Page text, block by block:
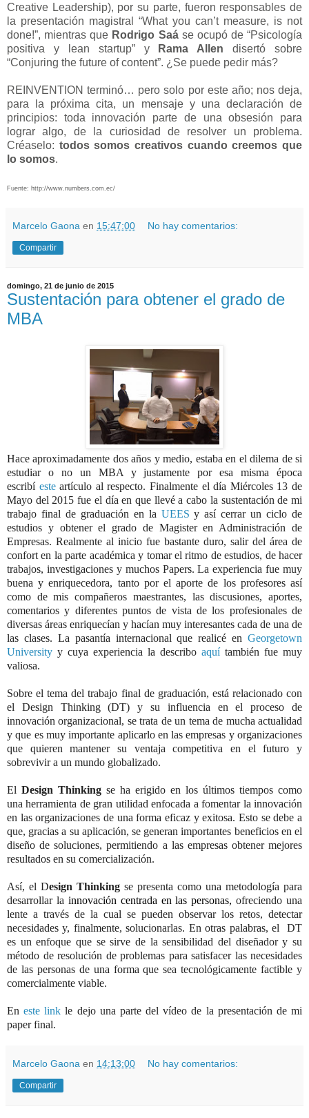
Creative Leadership), por su parte, fueron responsables de
la presentación magistral “What you can’t measure, is not
done!”, mientras que Rodrigo Saáse ocupó de “Psicología
positiva y lean startup” y
Rama Allen disertó sobre
“Conjuring the future of content”. ¿Se puede pedir más?
REINVENTION terminó… pero solo por este año; nos deja,
para la próxima cita, un mensaje y una declaración de
principios: toda innovación parte de una obsesión para
lograr algo, de la curiosidad de resolver un problema.
Créaselo: todos somos creativos cuando creemos que
lo somos.
Fuente: http://www.numbers.com.ec/
Marcelo Gaona en 15:47:00 No hay comentarios:
Compartir
domingo, 21 de junio de 2015
Sustentación para obtener el grado de
MBA
Hace aproximadamente dos años y medio, estaba en el dilema de si
estudiar o no un MBA y justamente por esa misma época
escribí este artículo al respecto. Finalmente el día Miércoles 13 de
Mayo del 2015 fue el día en que llevé a cabo la sustentación de mi
trabajo final de graduación en la UEES y así cerrar un ciclo de
estudios y obtener el grado de Magister en Administración de
Empresas. Realmente al inicio fue bastante duro, salir del área de
confort en la parte académica y tomar el ritmo de estudios, de hacer
trabajos, investigaciones y muchos Papers. La experiencia fue muy
buena y enriquecedora, tanto por el aporte de los profesores así
como de mis compañeros maestrantes, las discusiones, aportes,
comentarios y diferentes puntos de vista de los profesionales de
diversas áreas enriquecían y hacían muy interesantes cada de una de
las clases. La pasantía internacional que realicé en Georgetown
University y cuya experiencia la describo aquí también fue muy
valiosa.
Sobre el tema del trabajo final de graduación, está relacionado con
el Design Thinking (DT) y su influencia en el proceso de
innovación organizacional, se trata de un tema de mucha actualidad
y que es muy importante aplicarlo en las empresas y organizaciones
que quieren mantener su ventaja competitiva en el futuro y
sobrevivir a un mundo globalizado.
El Design Thinking se ha erigido en los últimos tiempos como
unaherramienta de gran utilidadenfocada a fomentar la innovación
en las organizaciones de una forma eficaz y exitosa. Esto se debe a
que, gracias a su aplicación, se generan importantes beneficios en el
diseño de soluciones, permitiendo a las empresas obtener mejores
resultados en su comercialización.
Así, el Design Thinking se presenta como una metodología para
desarrollar la innovación centrada en las personas, ofreciendo una
lente a través de la cual se pueden observar los retos, detectar
necesidades y, finalmente, solucionarlas. En otras palabras, el DT
es un enfoque que se sirve de la sensibilidad del diseñador y su
método de resolución de problemas para satisfacer las necesidades
de las personas de una forma que sea tecnológicamente factible y
comercialmente viable.
Eneste link le dejo una parte delvídeo de la presentación de mi
paper final.
Marcelo Gaona en 14:13:00 No hay comentarios:
Compartir